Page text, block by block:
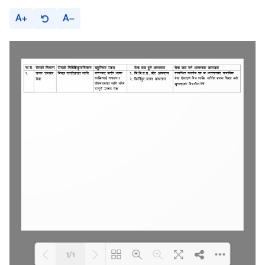
A A
1/1